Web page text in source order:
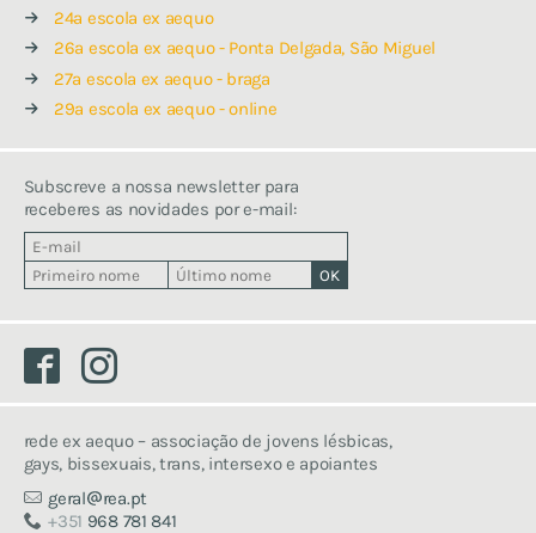
24ª escola ex aequo
26ª escola ex aequo - Ponta Delgada, São Miguel
27a escola ex aequo - braga
29a escola ex aequo - online
Facebook
rede ex aequo – associação de jovens lésbicas,
gays, bissexuais, trans, intersexo e apoiantes
geral
rea.pt
+351 968 781 841
Subscreve a nossa newsletter para
receberes as novidades por e-mail: